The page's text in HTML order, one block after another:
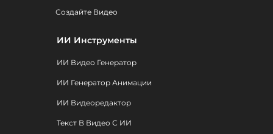
Создайте Видео
ИИ Инструменты
ИИ Видео Генератор
ИИ Генератор Анимации
ИИ Видеоредактор
Текст В Видео С ИИ